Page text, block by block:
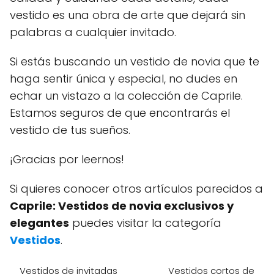
vestido es una obra de arte que dejará sin
palabras a cualquier invitado.
Si estás buscando un vestido de novia que te
haga sentir única y especial, no dudes en
echar un vistazo a la colección de Caprile.
Estamos seguros de que encontrarás el
vestido de tus sueños.
¡Gracias por leernos!
Si quieres conocer otros artículos parecidos a
Caprile: Vestidos de novia exclusivos y
elegantes puedes visitar la categoría
Vestidos.
Vestidos de invitadas Vestidos cortos de